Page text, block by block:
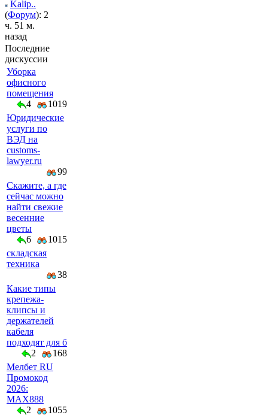
Kalip..
(Форум): 2
ч. 51 м.
назад
Последние
дискуссии
Уборка
офисного
помещения
4
1019
Юридические
услуги по
ВЭД на
customs-
lawyer.ru
99
Скажите, а где
сейчас можно
найти свежие
весенние
цветы
6
1015
складская
техника
38
Какие типы
крепежа-
клипсы и
держателей
кабеля
подходят для б
2
168
Мелбет RU
Промокод
2026:
MAX888
2
1055